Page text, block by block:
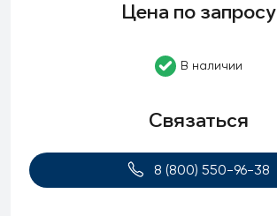
Цена по запросу
В наличии
Связаться
8 (800) 550-96-38